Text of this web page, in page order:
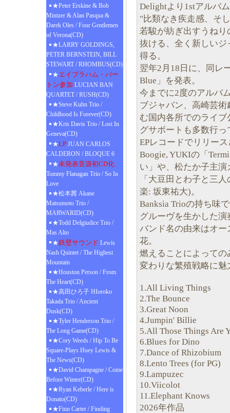
★Peter Erskine & Bob
Mintzer & Alan Pasqua &
Darek Oles / Four Gentlemen
of Verona(CD)
★LARRY GOLDINGS,
PETER BERNSTEIN, BILL
STEWART / RHOMBUS(CD)
★エイブラハム・バー
トン参加 LUCIAN BAN
QUARTET / RUSH(CD)
★Steve Kuhn Trio /
Childhood Is Forever(CD)
★Kris Davis Trio / Lost In
Geneva(CD)
★LP JUAN CARLOS
CALDERON / BLOQUE 6
★未発表音源初CD化
Tommy Flanagan Trio / So In
Love
★松本茜 Akane
Matsumoto Trio /
MARWARID(CD)
★Todd Delgiudice Trio /
Mas Alto
★鉄壁サウンド Lewis
Nash Quintet / The Highest
Mountain
★Houston Person / From
The Heart(CD)
★高田ひろ子 HIoroko
Takada Trio / Ancient
Dusk(CD)
★Tyler Henderson Trio /
The Long Game(CD)
★Cory Weeds / Hip To Be
Square-Plays Huey Lewis &
The News(CD)
★David Champagne / Come
Before Winter(CD)
★Ryan Keberle / Here is
Donato(CD)
★Finn Carter / Finding
Delightより1stアルバ
"比類なき疾走感、そ
若駿が紡ぎ出すうね
抜ける、全く新しい
得る。
翌年2月18日に、同レ
Blue」を発表。
今までに2度のアルバ
ブジャパン、高崎芸
む国内各所でのライ
グサポートも多数行っ
EPレコードでリリー
Boogie, YUKIの「
い」や、松たか子主
「大豆田とわ子と三
楽: 坂東祐大)。
Banksia Trioの持ち味
グルーヴを生かした
バンド名の由来はオ
花。
燃えることによって
変わりな繁殖戦略に
1.All Living Things
2.The Bounce
3.Great Noon
4.Jumpin' Billie
5.All Those Things Are
6.Blues for Dino
7.Dance of Rhizobium
8.Lento Trees (for PG)
9.Lampuzec
10.Viicolot
11.Elephant Knows
2026年作品